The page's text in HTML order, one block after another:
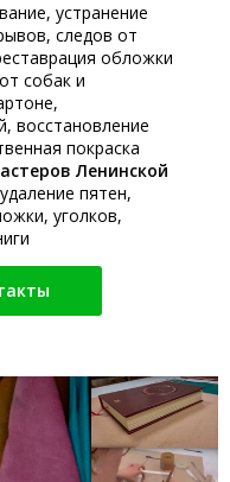
устранение
следов от
обложки
собак и
восстановление
покраска
Ленинской
пятен,
уголков,